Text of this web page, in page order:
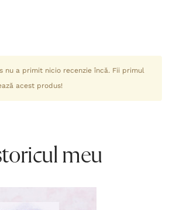
nu a primit nicio recenzie încă. Fii primul
acest produs!
meu